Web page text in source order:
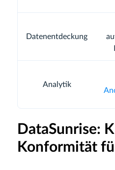
Datenentdeckung
Analytik
DataSunrise:
Konformität